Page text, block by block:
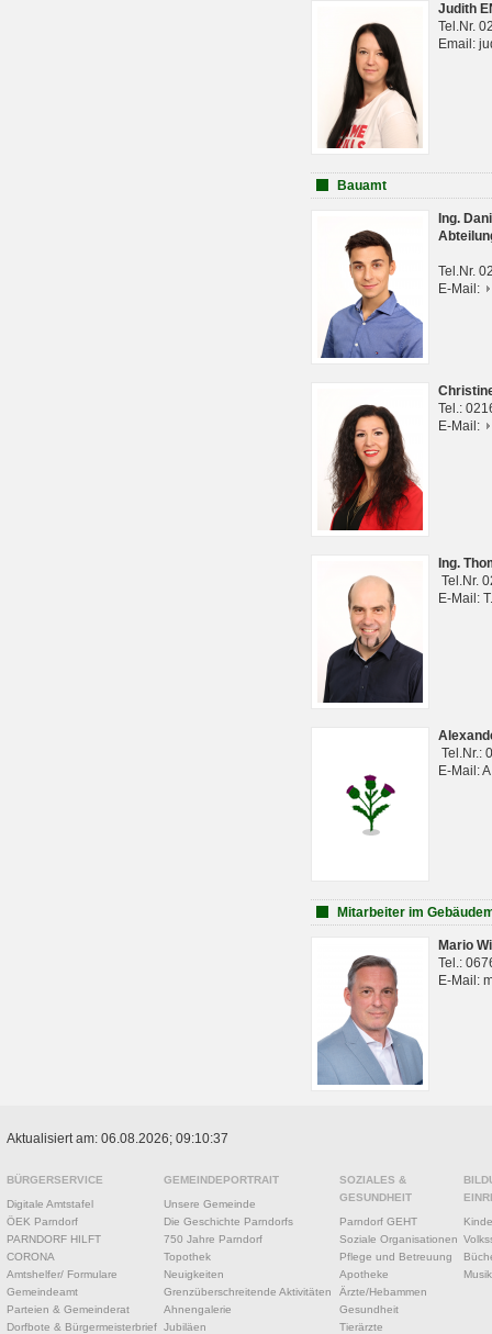
Judith
Tel.Nr.
Email:
Bauamt
Ing.
Tel.Nr.
E-Mail:
Tel.:
E-Mail:
Ing.
Tel.Nr.
E-Mail:
Tel.Nr.:
E-Mail:
Mitarbeiter im
Mario
Tel.:
E-Mail:
Aktualisiert am: 06.08.2026; 09:10:37
BÜRGERSERVICE
Digitale Amtstafel
ÖEK Parndorf
PARNDORF HILFT
CORONA
Amtshelfer/ Formulare
Gemeindeamt
Parteien & Gemeinderat
Dorfbote & Bürgermeisterbrief
GEMEINDEPORTRAIT
Unsere Gemeinde
Die Geschichte Parndorfs
750 Jahre Parndorf
Topothek
Neuigkeiten
Grenzüberschreitende Aktivitäten
Ahnengalerie
Jubiläen
SOZIALES &
GESUNDHEIT
Parndorf GEHT
Soziale Organisationen
Pflege und Betreuung
Apotheke
Ärzte/Hebammen
Gesundheit
Tierärzte